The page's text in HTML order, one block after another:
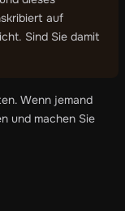
auf
Sind Sie damit
Wenn jemand
und machen Sie